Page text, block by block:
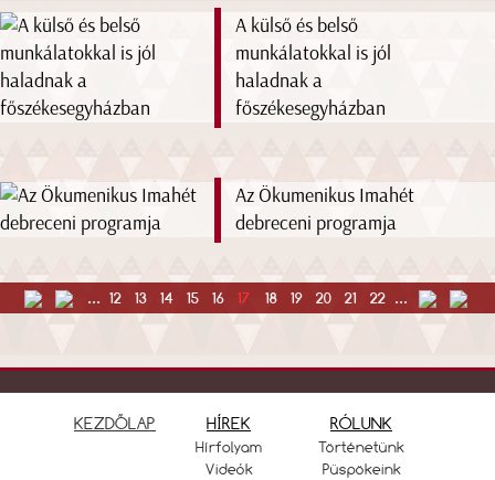
A külső és belső
munkálatokkal is jól
haladnak a
főszékesegyházban
Az Ökumenikus Imahét
debreceni programja
... 12 13 14 15 16 17 18 19 20 21 22 ...
KEZDŐLAP HÍREK
Hírfolyam
Videók
RÓLUNK
Történetünk
Püspökeink